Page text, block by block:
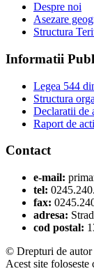
Despre noi
Asezare
Structura
Informatii
Legea 544
Structura
Declaratii de
Raport de
Contact
e-mail:
tel:
fax:
adresa:
cod postal:
© Drepturi de autor
Acest site